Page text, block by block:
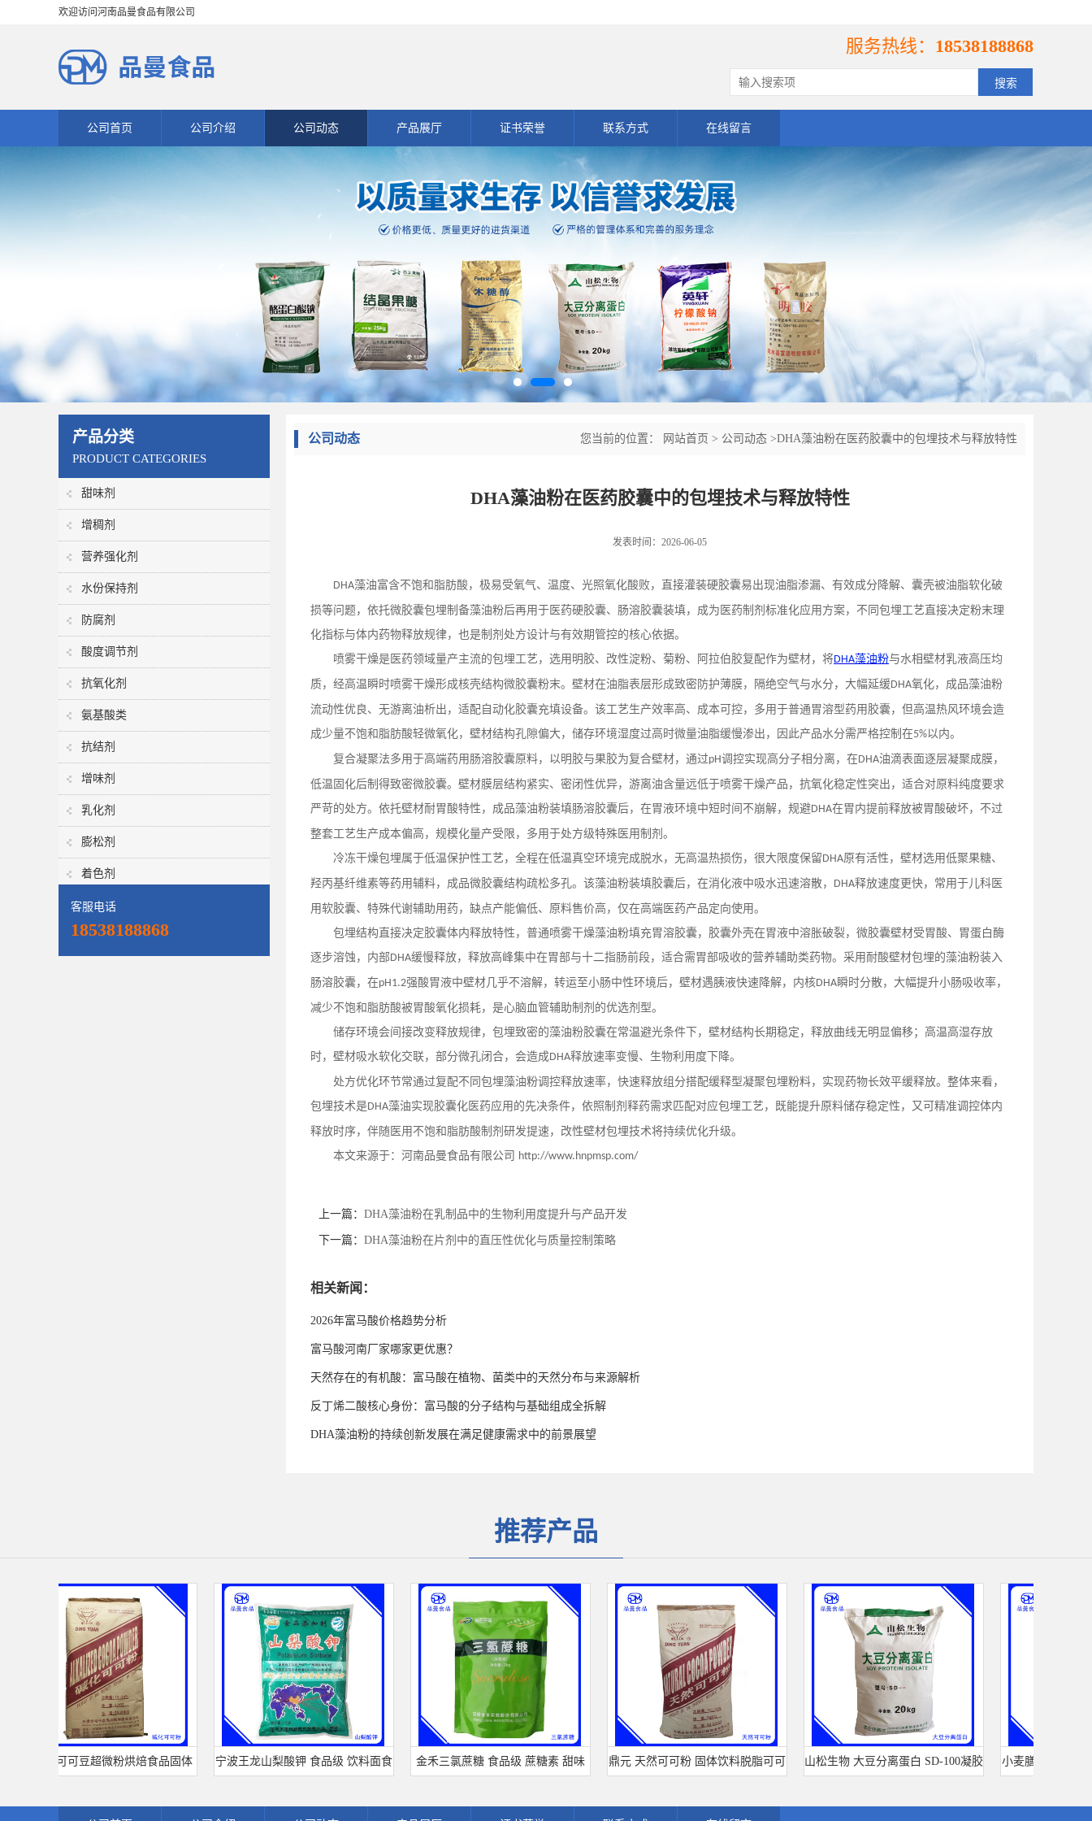
欢迎访问河南品曼食品有限公司
服务热线： 18538188868
公司首页 公司介绍 公司动态 产品展厅 证书荣誉 联系方式 在线留言
产品分类
PRODUCT CATEGORIES
甜味剂
增稠剂
营养强化剂
水份保持剂
防腐剂
酸度调节剂
抗氧化剂
氨基酸类
抗结剂
增味剂
乳化剂
膨松剂
着色剂
客服电话
18538188868
公司动态 您当前的位置： 网站首页 > 公司动态 >DHA藻油粉在医药胶囊中的包埋技术与释放特性
DHA藻油粉在医药胶囊中的包埋技术与释放特性
发表时间：2026-06-05
DHA藻油富含不饱和脂肪酸，极易受氧气、温度、光照氧化酸败，直接灌装硬胶囊易出现油脂渗漏、有效成分降解、囊壳被油脂软化破
损等问题，依托微胶囊包埋制备藻油粉后再用于医药硬胶囊、肠溶胶囊装填，成为医药制剂标准化应用方案，不同包埋工艺直接决定粉末理
化指标与体内药物释放规律，也是制剂处方设计与有效期管控的核心依据。
喷雾干燥是医药领域量产主流的包埋工艺，选用明胶、改性淀粉、菊粉、阿拉伯胶复配作为壁材，将DHA藻油粉与水相壁材乳液高压均
质，经高温瞬时喷雾干燥形成核壳结构微胶囊粉末。壁材在油脂表层形成致密防护薄膜，隔绝空气与水分，大幅延缓DHA氧化，成品藻油粉
流动性优良、无游离油析出，适配自动化胶囊充填设备。该工艺生产效率高、成本可控，多用于普通胃溶型药用胶囊，但高温热风环境会造
成少量不饱和脂肪酸轻微氧化，壁材结构孔隙偏大，储存环境湿度过高时微量油脂缓慢渗出，因此产品水分需严格控制在5%以内。
复合凝聚法多用于高端药用肠溶胶囊原料，以明胶与果胶为复合壁材，通过pH调控实现高分子相分离，在DHA油滴表面逐层凝聚成膜，
低温固化后制得致密微胶囊。壁材膜层结构紧实、密闭性优异，游离油含量远低于喷雾干燥产品，抗氧化稳定性突出，适合对原料纯度要求
严苛的处方。依托壁材耐胃酸特性，成品藻油粉装填肠溶胶囊后，在胃液环境中短时间不崩解，规避DHA在胃内提前释放被胃酸破坏，不过
整套工艺生产成本偏高，规模化量产受限，多用于处方级特殊医用制剂。
冷冻干燥包埋属于低温保护性工艺，全程在低温真空环境完成脱水，无高温热损伤，很大限度保留DHA原有活性，壁材选用低聚果糖、
羟丙基纤维素等药用辅料，成品微胶囊结构疏松多孔。该藻油粉装填胶囊后，在消化液中吸水迅速溶散， DHA释放速度更快，常用于儿科医
用软胶囊、特殊代谢辅助用药，缺点产能偏低、原料售价高，仅在高端医药产品定向使用。
包埋结构直接决定胶囊体内释放特性，普通喷雾干燥藻油粉填充胃溶胶囊，胶囊外壳在胃液中溶胀破裂，微胶囊壁材受胃酸、胃蛋白酶
逐步溶蚀，内部DHA缓慢释放，释放高峰集中在胃部与十二指肠前段，适合需胃部吸收的营养辅助类药物。采用耐酸壁材包埋的藻油粉装入
肠溶胶囊，在pH1.2强酸胃液中壁材几乎不溶解，转运至小肠中性环境后，壁材遇胰液快速降解，内核DHA瞬时分散，大幅提升小肠吸收率，
减少不饱和脂肪酸被胃酸氧化损耗，是心脑血管辅助制剂的优选剂型。
储存环境会间接改变释放规律，包埋致密的藻油粉胶囊在常温避光条件下，壁材结构长期稳定，释放曲线无明显偏移；高温高湿存放
时，壁材吸水软化交联，部分微孔闭合，会造成DHA释放速率变慢、生物利用度下降。
处方优化环节常通过复配不同包埋藻油粉调控释放速率，快速释放组分搭配缓释型凝聚包埋粉料，实现药物长效平缓释放。整体来看，
包埋技术是DHA藻油实现胶囊化医药应用的先决条件，依照制剂释药需求匹配对应包埋工艺，既能提升原料储存稳定性，又可精准调控体内
释放时序，伴随医用不饱和脂肪酸制剂研发提速，改性壁材包埋技术将持续优化升级。
本文来源于：河南品曼食品有限公司 http://www.hnpmsp.com/
上一篇： DHA藻油粉在乳制品中的生物利用度提升与产品开发
下一篇： DHA藻油粉在片剂中的直压性优化与质量控制策略
相关新闻：
2026年富马酸价格趋势分析
富马酸河南厂家哪家更优惠？
天然存在的有机酸：富马酸在植物、菌类中的天然分布与来源解析
反丁烯二酸核心身份：富马酸的分子结构与基础组成全拆解
DHA藻油粉的持续创新发展在满足健康需求中的前景展望
推荐产品
可粉可可豆超微粉烘焙食品固体 宁波王龙山梨酸钾 食品级 饮料面食 金禾三氯蔗糖 食品级 蔗糖素 甜味 鼎元 天然可可粉 固体饮料脱脂可可 山松生物 大豆分离蛋白 SD-100凝胶 小麦膳食纤维 营养增